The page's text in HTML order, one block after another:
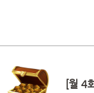
[월 4